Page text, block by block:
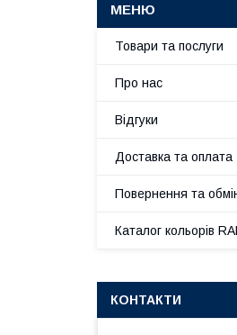
Товари та послуги
Про нас
Відгуки
Доставка та оплата
Повернення та
Каталог кольорів
КОНТАКТИ